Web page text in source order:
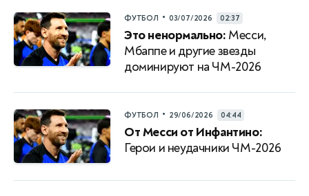
ФУТБОЛ • 03/07/2026 02:37
Это ненормально: Месси,
Мбаппе и другие звезды
доминируют на ЧМ-2026
ФУТБОЛ • 29/06/2026 04:44
От Месси от Инфантино:
Герои и неудачники ЧМ-2026